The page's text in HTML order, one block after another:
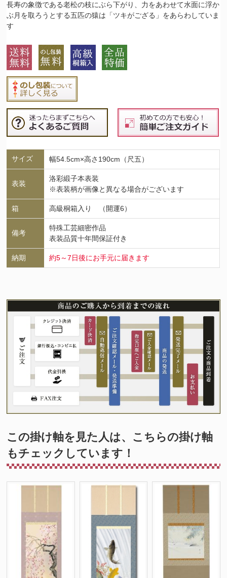
長寿の象徴である老松の枝にぶら下がり、力をあわせて水面に浮か
ぶ月を取ろうとする五匹の猿は「ツキがござる」をあらわしていま
す
サイズ 幅54.5cm×高さ190cm（尺五）
表装
洛彩緞子本表装
※表装柄が画像と異なる場合がございます
箱 高級桐箱入り （開運6）
備考
特殊工芸細密作品
表装品質十年間保証付き
納期 約5～7日後にお手元に届きます
この掛け軸を見た人は、こちらの掛け軸
もチェックしています！